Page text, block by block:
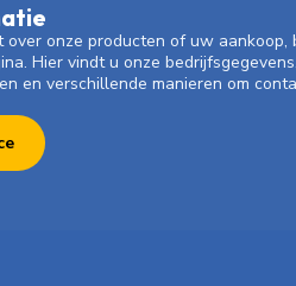
onze producten of uw aankoop,
Hier vindt u onze
en verschillende manieren om